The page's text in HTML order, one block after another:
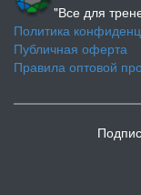
"Все для
Политика
Публичная оферта
Правила оптовой